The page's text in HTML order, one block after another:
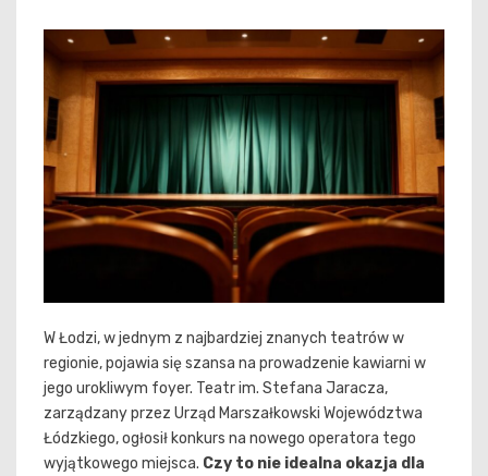
W Łodzi, w jednym z najbardziej znanych teatrów w
regionie, pojawia się szansa na prowadzenie kawiarni w
jego urokliwym foyer. Teatr im. Stefana Jaracza,
zarządzany przez Urząd Marszałkowski Województwa
Łódzkiego, ogłosił konkurs na nowego operatora tego
wyjątkowego miejsca. Czy to nie idealna okazja dla